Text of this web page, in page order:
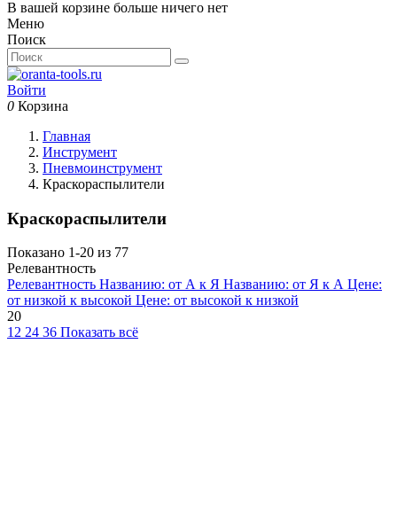
В вашей корзине больше ничего нет
Меню
Поиск
Войти
0 Корзина
Главная
Инструмент
Пневмоинструмент
Краскораспылители
Краскораспылители
Показано 1-20 из 77
Релевантность
Релевантность Названию: от А к Я Названию: от Я к А Цене:
от низкой к высокой Цене: от высокой к низкой
20
12 24 36 Показать всё